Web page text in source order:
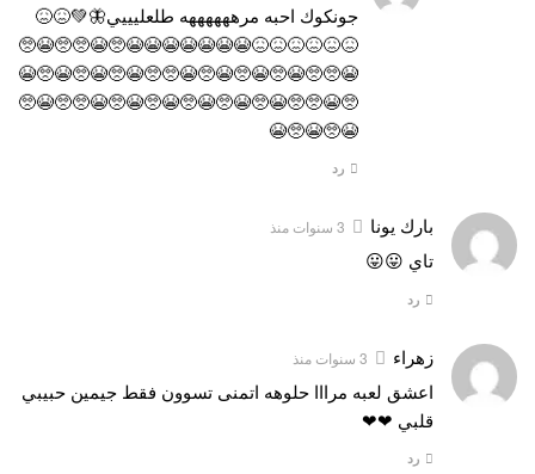
جونكوك احبه مرههههههه طلعليييي🦋💚😖😖
😖😖😖😖😖😖😭😭😭😭😭😭😭🥺😭🥺🥺😭🥺
😭🥺🥺😭🥺😭🥺😭🥺😭🥺🥺😭🥺😭🥺😭🥺😭
🥺😭🥺🥺😭🥺😭🥺😭🥺😭🥺😭🥺😭🥺🥺😭🥺
😭🥺😭🥺😭
رد
بارك يونا 3 سنوات منذ
تاي 😛😛
رد
زهراء 3 سنوات منذ
اعشق لعبه مرااا حلوهه اتمنى تسوون فقط جيمين حبيبي
قلبي ❤❤
رد